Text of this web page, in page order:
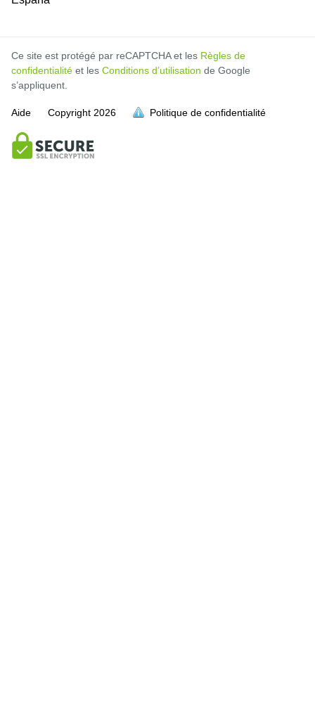
Ce site est protégé par reCAPTCHA et les Règles de
confidentialité et les Conditions d’utilisation de Google
s’appliquent.
Aide Copyright 2026 Politique de confidentialité